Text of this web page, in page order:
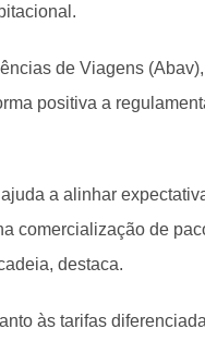
de Viagens
positiva a
a alinhar
comercialização de
destaca.
às tarifas